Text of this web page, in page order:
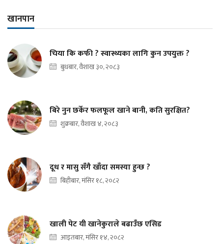
खानपान
चिया कि कफी ? स्वास्थ्यका लागि कुन उपयुक्त ?
बुधबार, वैशाख ३०, २०८३
बिरे नुन छर्केर फलफूल खाने बानी, कति सुरक्षित?
शुक्रबार, वैशाख ४, २०८३
दूध र मासु सँगै खाँदा समस्या हुन्छ ?
बिहीबार, मंसिर १८, २०८२
खाली पेट यी खानेकुराले बढाउँछ एसिड
आइतबार, मंसिर १४, २०८२